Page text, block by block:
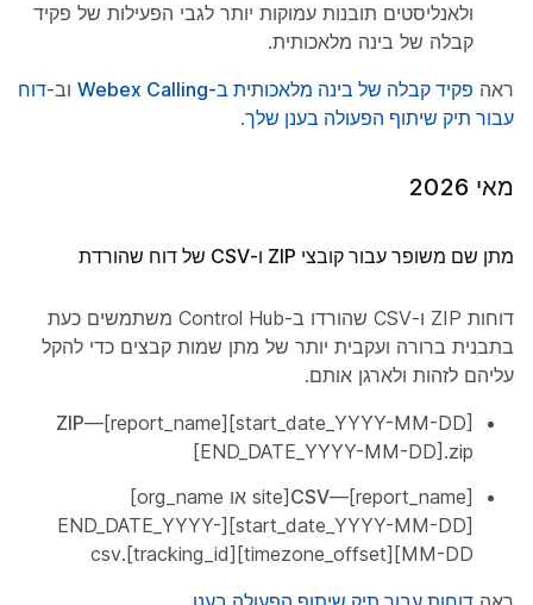
ולאנליסטים תובנות עמוקות יותר לגבי הפעילות של פקיד
קבלה של בינה מלאכותית.
ראה פקיד קבלה של בינה מלאכותית ב-Webex Calling וב-דוחות
עבור תיק שיתוף הפעולה בענן שלך.
מאי 2026
מתן שם משופר עבור קובצי ZIP ו-CSV של דוח שהורדת
דוחות ZIP ו-CSV שהורדו ב-Control Hub משתמשים כעת
בתבנית ברורה ועקבית יותר של מתן שמות קבצים כדי להקל
עליהם לזהות ולארגן אותם.
ZIP—[report_name][start_date_YYYY-MM-DD]
[END_DATE_YYYY-MM-DD].zip
CSV
—[report_name][site או org_name]
[start_date_YYYY-MM-DD][END_DATE_YYYY-
MM-DD][timezone_offset][tracking_id].csv